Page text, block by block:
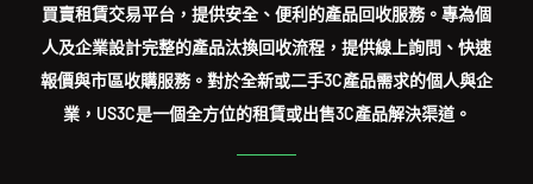
買賣租賃交易平台，提供安全、便利的產品回收服務。專為個
人及企業設計完整的產品汰換回收流程，提供線上詢問、快速
報價與市區收購服務。對於全新或二手3C產品需求的個人與企
業，US3C是一個全方位的租賃或出售3C產品解決渠道。